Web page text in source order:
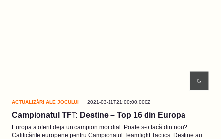
ACTUALIZĂRI ALE JOCULUI 2021-03-11T21:00:00.000Z
Campionatul TFT: Destine – Top 16 din Europa
Europa a oferit deja un campion mondial. Poate s-o facă din nou?
Calificările europene pentru Campionatul Teamfight Tactics: Destine au